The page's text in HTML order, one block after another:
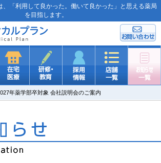
、「利用して良かった。働いて良かった」と思える薬局
を目指します。
年薬学部卒対象 会社説明会のご案内